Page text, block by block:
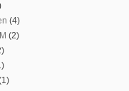
(4)
(2)